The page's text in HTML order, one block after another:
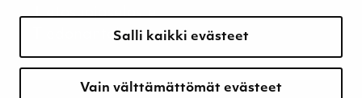
Salli kaikki evästeet
Vain välttämättömät evästeet
Tietosuojaseloste
Tiedonantokanava